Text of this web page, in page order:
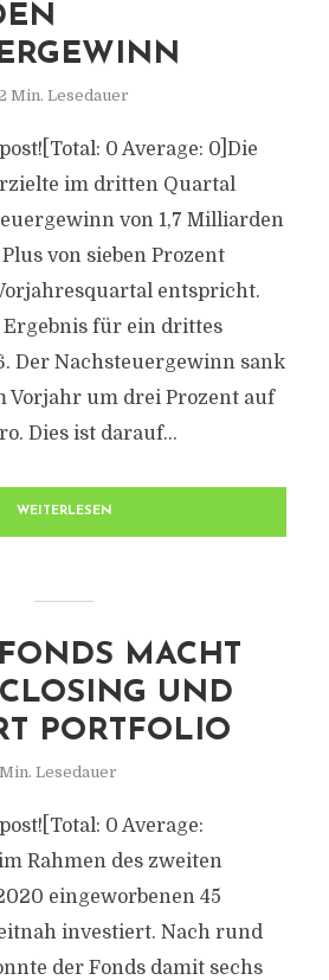
Min. Lesedauer
0 Average: 0]Die
im dritten Quartal
von 1,7 Milliarden
von sieben Prozent
entspricht.
Ergebnis für ein drittes
Der Nachsteuergewinn sank
Vorjahr um drei Prozent auf
Dies ist darauf...
WEITERLESEN
MACHT
UND
PORTFOLIO
Lesedauer
0 Average:
Rahmen des zweiten
eingeworbenen 45
investiert. Nach rund
der Fonds damit sechs